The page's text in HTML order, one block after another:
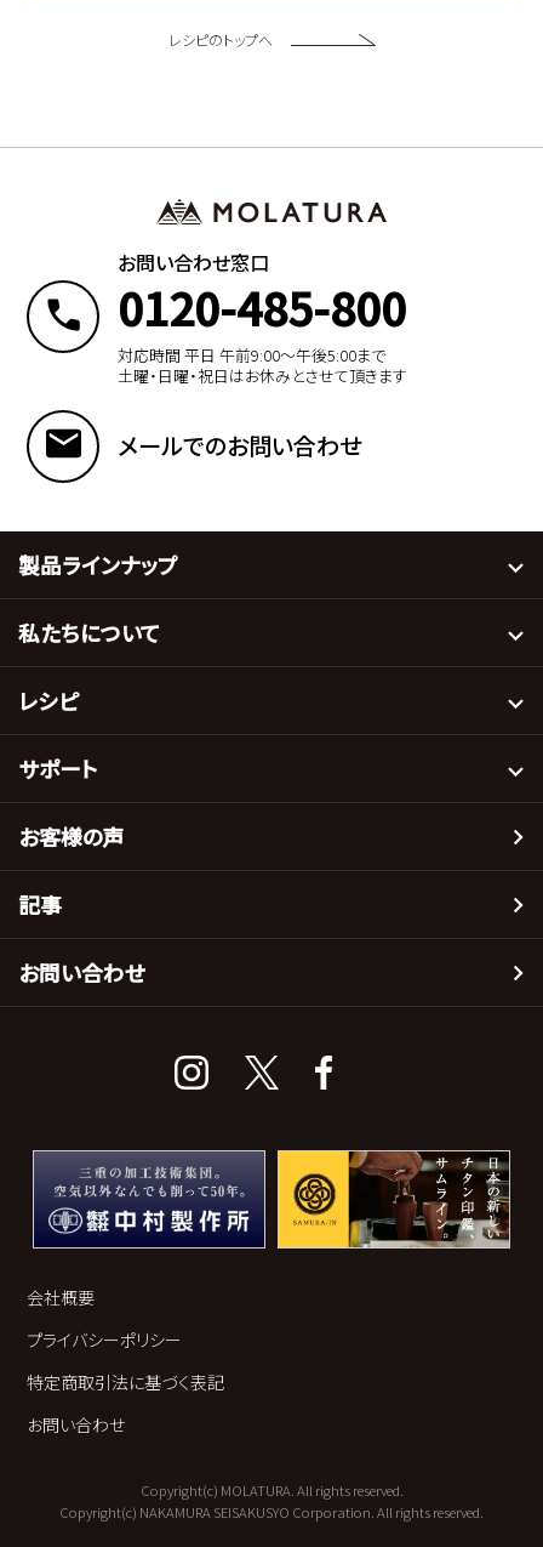
レシピのトップへ
お問い合わせ窓口
0120-485-800
対応時間 平日 午前9:00〜午後5:00まで
土曜・日曜・祝日はお休みとさせて頂きます
メールでのお問い合わせ
製品ラインナップ
私たちについて
レシピ
サポート
お客様の声
記事
お問い合わせ
会社概要
プライバシーポリシー
特定商取引法に基づく表記
お問い合わせ
Copyright(c) MOLATURA. All rights reserved.
Copyright(c) NAKAMURA SEISAKUSYO Corporation. All rights reserved.